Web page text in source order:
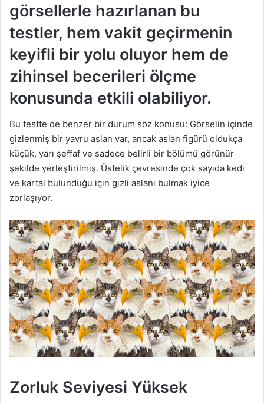
görsellerle hazırlanan bu
testler, hem vakit geçirmenin
keyifli bir yolu oluyor hem de
zihinsel becerileri ölçme
konusunda etkili olabiliyor.
Bu testte de benzer bir durum söz konusu: Görselin içinde
gizlenmiş bir yavru aslan var, ancak aslan figürü oldukça
küçük, yarı şeffaf ve sadece belirli bir bölümü görünür
şekilde yerleştirilmiş. Üstelik çevresinde çok sayıda kedi
ve kartal bulunduğu için gizli aslanı bulmak iyice
zorlaşıyor.
Zorluk Seviyesi Yüksek